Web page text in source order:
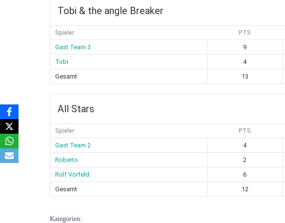
Tobi & the angle Breaker
Spieler PTS
Gast Team 3 9
Tobi
4
Gesamt
13
All Stars
Spieler PTS
Gast Team 2 4
Roberto
2
Rolf Vorfeld
6
Gesamt
12
Kategorien: